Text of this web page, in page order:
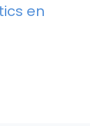
en